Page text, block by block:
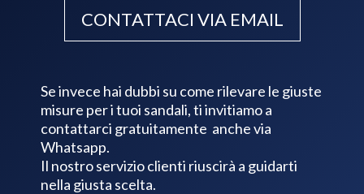
CONTATTACI VIA EMAIL
Se invece hai dubbi su come rilevare le giuste
misure per i tuoi sandali, ti invitiamo a
contattarci gratuitamente anche via
Whatsapp.
Il nostro servizio clienti riuscirà a guidarti
nella giusta scelta.